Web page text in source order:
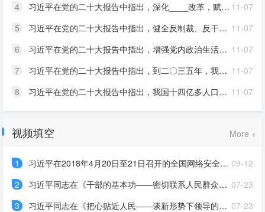
11-07
4
习近平在党的二十大报告中指出，深化____改革，赋予农民更加充分的财产权益。保障进城落户农民____，鼓励____。完善农业支持保护制度，健全____服务体系
11-07
5
习近平在党的二十大报告中指出，健全反制裁、反干涉、反“长臂管辖”机制。完善国家安全力量布局，构建____、____的国家安全防护体系
11-07
6
习近平在党的二十大报告中指出，增强党内政治生活____，用好____武器，持续净化____
11-07
7
习近平在党的二十大报告中指出，到二〇三五年，我国发展的总体目标包括：广泛形成____生产生活方式，碳排放达峰后稳中有降，生态环境____，美丽中国目标____；国家安全体系和能力____，基本实现____
11-07
8 习近平在党的二十大报告中指出，我国十四亿多人口整体迈进现代化社会，规模超过现有发达国家人口的总和，____前所未有，发展途径和推进方式也必然具有自己的特点。我们始终从国情出发想问题、作决策、办事情，既不好高骛远，也不因循守旧，保持____，坚持____
视频填空 More +
09-12
1
习近平在2018年4月20日至21日召开的全国网络安全和信息化工作会议上强调，没有____就没有国家安全，就没有经济社会稳定运行，广大人民群众利益也难以得到保障
07-23
2
习近平同志在《干部的基本功——密切联系人民群众》一文中指出，密切联系____是由我们党的性质和使命所决定的，也是我们党在长期革命斗争中形成并坚持的优良传统作风
07-23
3
习近平同志在《把心贴近人民——谈新形势下领导的信访工作》一文中指出，在新形势下，各级领导必须放下架子，打掉官气，主动上门，把____工作做到基层，把党的关怀和政府的济助送进普通群众的家庭